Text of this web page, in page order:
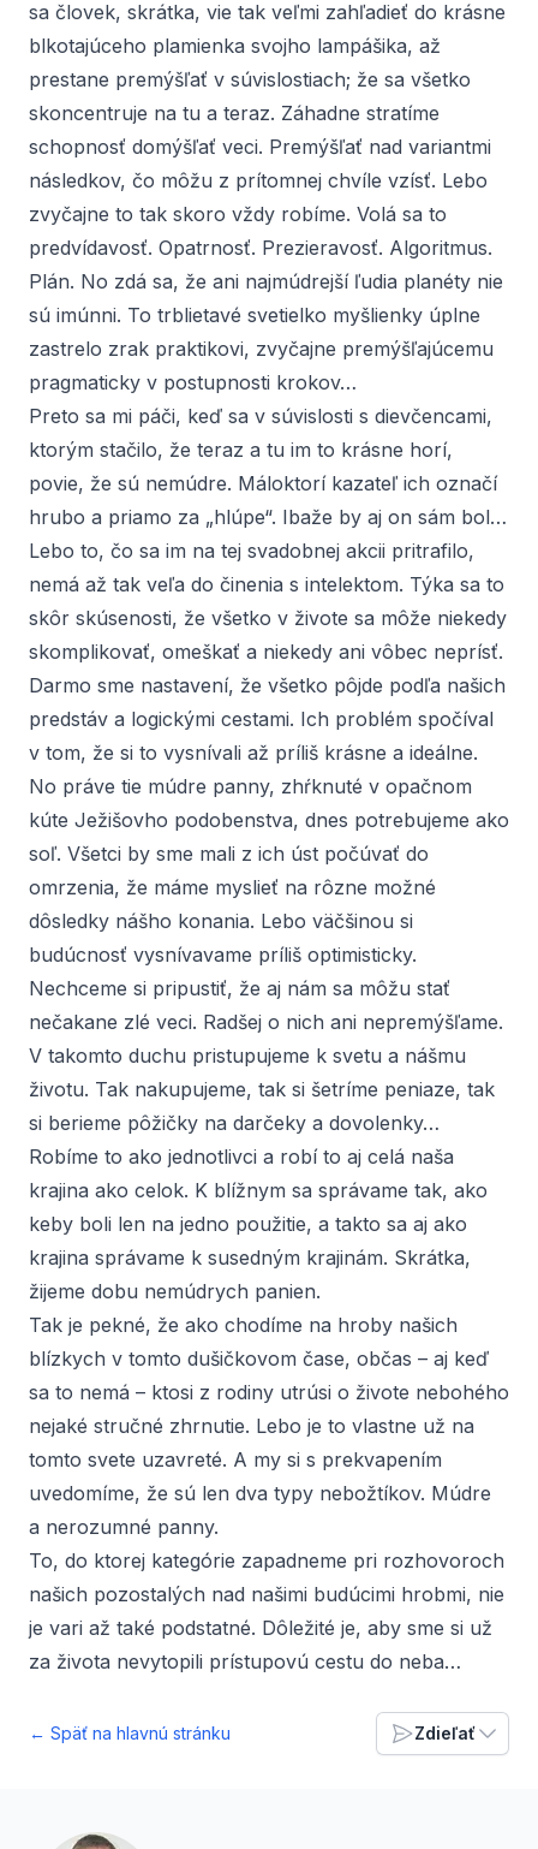
sa človek, skrátka, vie tak veľmi zahľadieť do krásne
blkotajúceho plamienka svojho lampášika, až
prestane premýšľať v súvislostiach; že sa všetko
skoncentruje na tu a teraz. Záhadne stratíme
schopnosť domýšľať veci. Premýšľať nad variantmi
následkov, čo môžu z prítomnej chvíle vzísť. Lebo
zvyčajne to tak skoro vždy robíme. Volá sa to
predvídavosť. Opatrnosť. Prezieravosť. Algoritmus.
Plán. No zdá sa, že ani najmúdrejší ľudia planéty nie
sú imúnni. To trblietavé svetielko myšlienky úplne
zastrelo zrak praktikovi, zvyčajne premýšľajúcemu
pragmaticky v postupnosti krokov…
Preto sa mi páči, keď sa v súvislosti s dievčencami,
ktorým stačilo, že teraz a tu im to krásne horí,
povie, že sú nemúdre. Máloktorí kazateľ ich označí
hrubo a priamo za „hlúpe“. Ibaže by aj on sám bol…
Lebo to, čo sa im na tej svadobnej akcii pritrafilo,
nemá až tak veľa do činenia s intelektom. Týka sa to
skôr skúsenosti, že všetko v živote sa môže niekedy
skomplikovať, omeškať a niekedy ani vôbec neprísť.
Darmo sme nastavení, že všetko pôjde podľa našich
predstáv a logickými cestami. Ich problém spočíval
v tom, že si to vysnívali až príliš krásne a ideálne.
No práve tie múdre panny, zhŕknuté v opačnom
kúte Ježišovho podobenstva, dnes potrebujeme ako
soľ. Všetci by sme mali z ich úst počúvať do
omrzenia, že máme myslieť na rôzne možné
dôsledky nášho konania. Lebo väčšinou si
budúcnosť vysnívavame príliš optimisticky.
Nechceme si pripustiť, že aj nám sa môžu stať
nečakane zlé veci. Radšej o nich ani nepremýšľame.
V takomto duchu pristupujeme k svetu a nášmu
životu. Tak nakupujeme, tak si šetríme peniaze, tak
si berieme pôžičky na darčeky a dovolenky…
Robíme to ako jednotlivci a robí to aj celá naša
krajina ako celok. K blížnym sa správame tak, ako
keby boli len na jedno použitie, a takto sa aj ako
krajina správame k susedným krajinám. Skrátka,
žijeme dobu nemúdrych panien.
Tak je pekné, že ako chodíme na hroby našich
blízkych v tomto dušičkovom čase, občas – aj keď
sa to nemá – ktosi z rodiny utrúsi o živote nebohého
nejaké stručné zhrnutie. Lebo je to vlastne už na
tomto svete uzavreté. A my si s prekvapením
uvedomíme, že sú len dva typy nebožtíkov. Múdre
a nerozumné panny.
To, do ktorej kategórie zapadneme pri rozhovoroch
našich pozostalých nad našimi budúcimi hrobmi, nie
je vari až také podstatné. Dôležité je, aby sme si už
za života nevytopili prístupovú cestu do neba…
← Späť na hlavnú stránku Zdieľať